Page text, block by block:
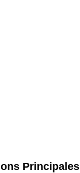
Principales